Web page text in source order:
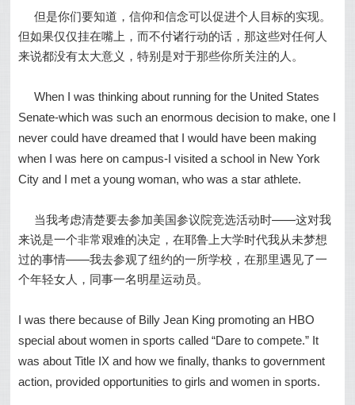
但是你们要知道，信仰和信念可以促进个人目标的实现。
但如果仅仅挂在嘴上，而不付诸行动的话，那这些对任何人
来说都没有太大意义，特别是对于那些你所关注的人。
When I was thinking about running for the United States
Senate-which was such an enormous decision to make, one I
never could have dreamed that I would have been making
when I was here on campus-I visited a school in New York
City and I met a young woman, who was a star athlete.
当我考虑清楚要去参加美国参议院竞选活动时——这对我
来说是一个非常艰难的决定，在耶鲁上大学时代我从未梦想
过的事情——我去参观了纽约的一所学校，在那里遇见了一
个年轻女人，同事一名明星运动员。
I was there because of Billy Jean King promoting an HBO
special about women in sports called “Dare to compete.” It
was about Title IX and how we finally, thanks to government
action, provided opportunities to girls and women in sports.